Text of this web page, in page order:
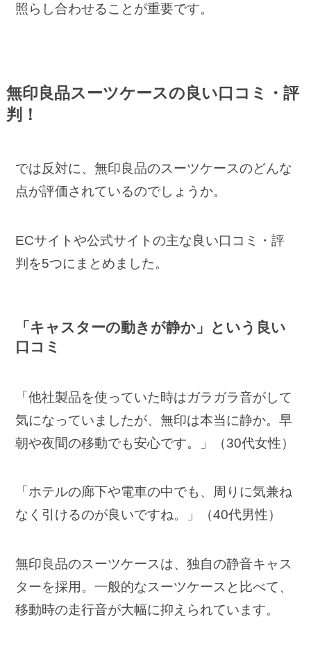
照らし合わせることが重要です。
無印良品スーツケースの良い口コミ・評
判！
では反対に、無印良品のスーツケースのどんな
点が評価されているのでしょうか。
ECサイトや公式サイトの主な良い口コミ・評
判を5つにまとめました。
「キャスターの動きが静か」という良い
口コミ
「他社製品を使っていた時はガラガラ音がして
気になっていましたが、無印は本当に静か。早
朝や夜間の移動でも安心です。」（30代女性）
「ホテルの廊下や電車の中でも、周りに気兼ね
なく引けるのが良いですね。」（40代男性）
無印良品のスーツケースは、独自の静音キャス
ターを採用。一般的なスーツケースと比べて、
移動時の走行音が大幅に抑えられています。